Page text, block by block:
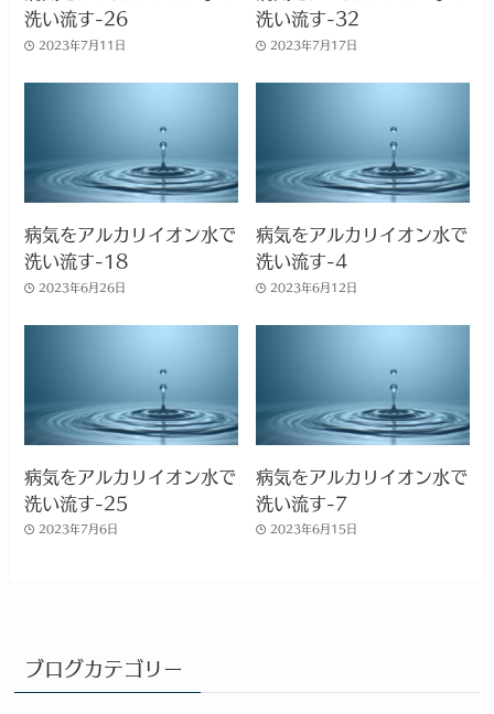
洗い流す-26
2023年7月11日
洗い流す-32
2023年7月17日
病気をアルカリイオン水で
洗い流す-18
2023年6月26日
病気をアルカリイオン水で
洗い流す-4
2023年6月12日
病気をアルカリイオン水で
洗い流す-25
2023年7月6日
病気をアルカリイオン水で
洗い流す-7
2023年6月15日
ブログカテゴリー